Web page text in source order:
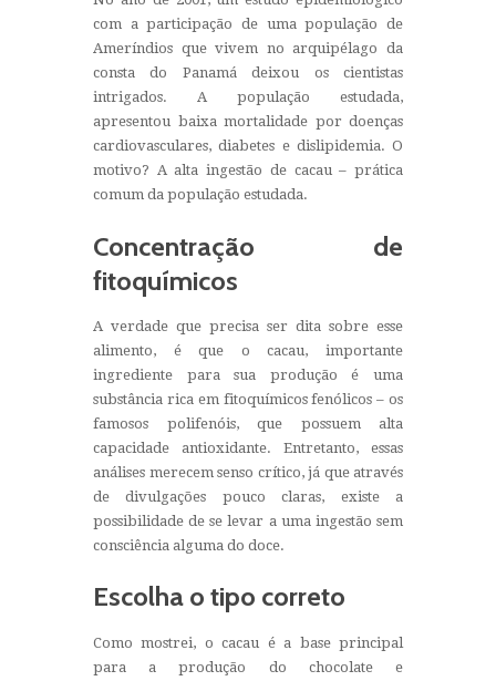
com a participação de uma população de
Ameríndios que vivem no arquipélago da
consta do Panamá deixou os cientistas
intrigados. A população estudada,
apresentou baixa mortalidade por doenças
cardiovasculares, diabetes e dislipidemia. O
motivo? A alta ingestão de cacau – prática
comum da população estudada.
Concentração de
fitoquímicos
A verdade que precisa ser dita sobre esse
alimento, é que o cacau, importante
ingrediente para sua produção é uma
substância rica em fitoquímicos fenólicos – os
famosos polifenóis, que possuem alta
capacidade antioxidante. Entretanto, essas
análises merecem senso crítico, já que através
de divulgações pouco claras, existe a
possibilidade de se levar a uma ingestão sem
consciência alguma do doce.
Escolha o tipo correto
Como mostrei, o cacau é a base principal
para a produção do chocolate e